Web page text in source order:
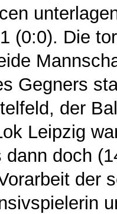
(0:0). Die
Gegners
der
Leipzig
dann doch
der